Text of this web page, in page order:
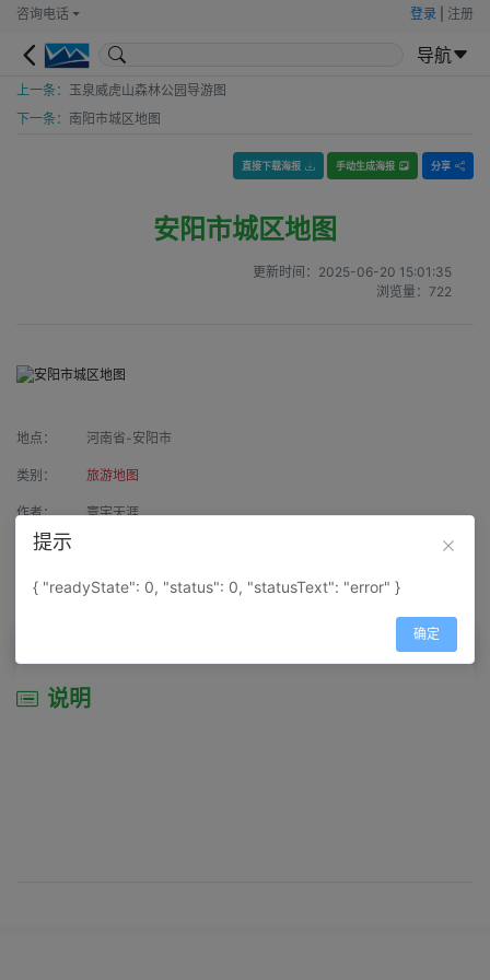
咨询电话 登录 注册
导航
上一条： 玉泉威虎山森林公园导游图
下一条： 南阳市城区地图
直接下载海报 手动生成海报 分享
安阳市城区地图
更新时间： 2025-06-20 15:01:35
浏览量： 722
地点： 河南省-安阳市
类别： 旅游地图
作者： 寰宇天涯
来源：
属性： 地图属性： 地图类型-城市城区图
说明
提示
{ "readyState": 0, "status": 0, "statusText": "error" }
确定